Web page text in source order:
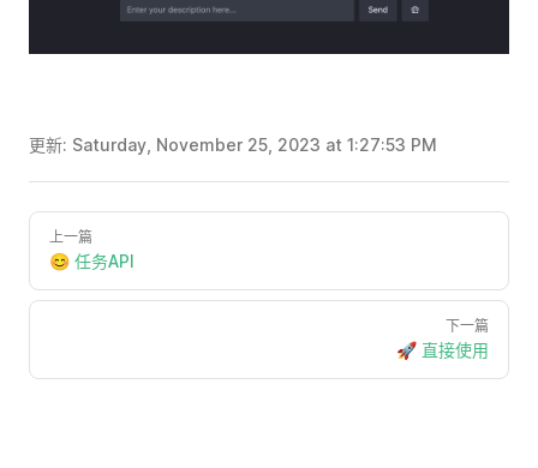
更新: Saturday, November 25, 2023 at 1:27:53 PM
上一篇
😊 任务API
下一篇
🚀 直接使用